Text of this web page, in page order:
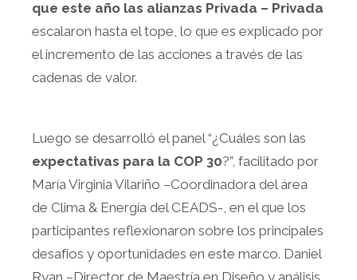
que este año las alianzas Privada – Privada
escalaron hasta el tope, lo que es explicado por
el incremento de las acciones a través de las
cadenas de valor.
Luego se desarrolló el panel “¿Cuáles son las
expectativas para la COP 30?”, facilitado por
María Virginia Vilariño –Coordinadora del área
de Clima & Energía del CEADS-, en el que los
participantes reflexionaron sobre los principales
desafíos y oportunidades en este marco. Daniel